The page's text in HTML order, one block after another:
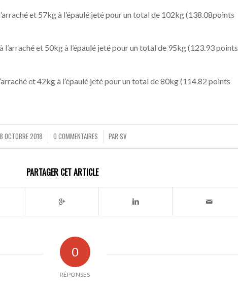
et 57kg à l’épaulé jeté pour un total de 102kg (138.08points
et 50kg à l’épaulé jeté pour un total de 95kg (123.93 points
et 42kg à l’épaulé jeté pour un total de 80kg (114.82 points
OCTOBRE 2018
/ 0 COMMENTAIRES
/ PARSV
PARTAGER CET ARTICLE
0
RÉPONSES